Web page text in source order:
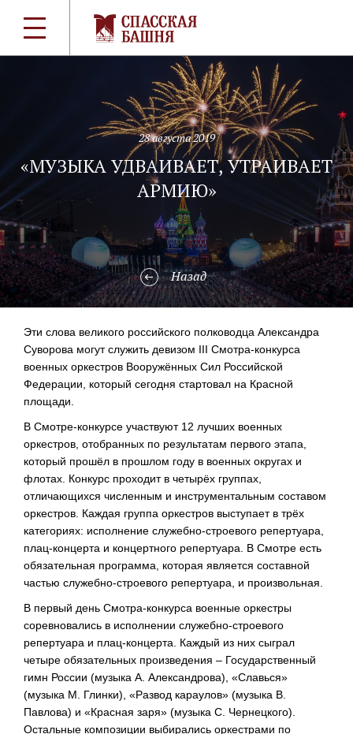
28 августа 2019
«МУЗЫКА УДВАИВАЕТ, УТРАИВАЕТ
АРМИЮ»
Назад
Эти слова великого российского полководца Александра
Суворова могут служить девизом III Смотра-конкурса
военных оркестров Вооружённых Сил Российской
Федерации, который сегодня стартовал на Красной
площади.
В Смотре-конкурсе участвуют 12 лучших военных
оркестров, отобранных по результатам первого этапа,
который прошёл в прошлом году в военных округах и
флотах. Конкурс проходит в четырёх группах,
отличающихся численным и инструментальным составом
оркестров. Каждая группа оркестров выступает в трёх
категориях: исполнение служебно-строевого репертуара,
плац-концерта и концертного репертуара. В Смотре есть
обязательная программа, которая является составной
частью служебно-строевого репертуара, и произвольная.
В первый день Смотра-конкурса военные оркестры
соревновались в исполнении служебно-строевого
репертуара и плац-концерта. Каждый из них сыграл
четыре обязательных произведения – Государственный
гимн России (музыка А. Александрова), «Славься»
(музыка М. Глинки), «Развод караулов» (музыка В.
Павлова) и «Красная заря» (музыка С. Чернецкого).
Остальные композиции выбирались оркестрами по